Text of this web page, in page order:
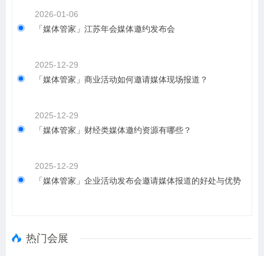
2026-01-06
「媒体管家」江苏年会媒体邀约发布会
2025-12-29
「媒体管家」商业活动如何邀请媒体现场报道？
2025-12-29
「媒体管家」财经类媒体邀约资源有哪些？
2025-12-29
「媒体管家」企业活动发布会邀请媒体报道的好处与优势
热门会展